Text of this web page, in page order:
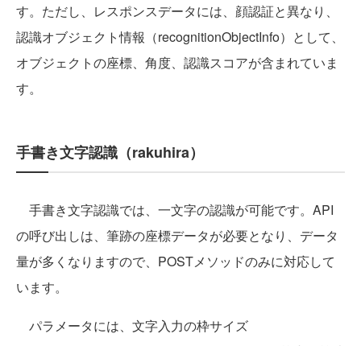
す。ただし、レスポンスデータには、顔認証と異なり、
認識オブジェクト情報（recognitionObjectInfo）として、
オブジェクトの座標、角度、認識スコアが含まれていま
す。
手書き文字認識（rakuhira）
手書き文字認識では、一文字の認識が可能です。API
の呼び出しは、筆跡の座標データが必要となり、データ
量が多くなりますので、POSTメソッドのみに対応して
います。
パラメータには、文字入力の枠サイズ